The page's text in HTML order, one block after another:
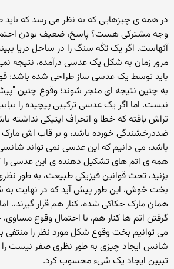
در همه ی چیزهایی که به نظر می رسد که
وجه مشترکی هست؟ پاسخ، ضعیف بودن
آنهاست. اگر یک تکّه سنگ را در ساحل دریا
مرور زمان به شکل یک عدسی درآمده، نتیجه
باید توسط یک عدسی ساز طراحی شده باشد:
به چنین نتیجه ای منجر شوند؛ وقوع چنین
نیست. اما اگر یک عدسی ترکیبی پیچیده را
تراش یافته که خطا و انحراف اپتیکی نداشته
باشد، می دانیم که این عدسی نمی تواند
همه ی اتم های تشکیل دهنده ی این عدسی را
بزنید، تحت قوانین فیزیکی طبیعت، به طور
همان مارک حکاکی شده، کنار هم قرار گیرند،.
گرفتن اتم ها کنار هم، با احتمال وقوع مساوی،
می توانیم بخت وقوع شکل مورد نظر را منتفی
شانس ایجاد چیزی به طور نظری صفر نیست را
تبیین ایجاد یک شیء محسوب کرد.